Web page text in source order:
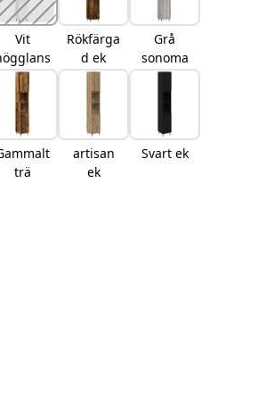
Vit
Rökfärga
d ek
Grå
sonoma
trä
artisan
ek
Svart ek